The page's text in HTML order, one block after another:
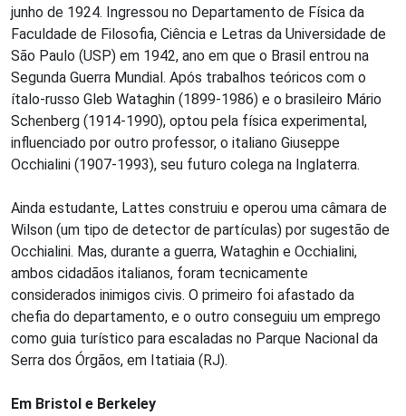
junho de 1924. Ingressou no Departamento de Física da
Faculdade de Filosofia, Ciência e Letras da Universidade de
São Paulo (USP) em 1942, ano em que o Brasil entrou na
Segunda Guerra Mundial. Após trabalhos teóricos com o
ítalo-russo Gleb Wataghin (1899-1986) e o brasileiro Mário
Schenberg (1914-1990), optou pela física experimental,
influenciado por outro professor, o italiano Giuseppe
Occhialini (1907-1993), seu futuro colega na Inglaterra.
Ainda estudante, Lattes construiu e operou uma câmara de
Wilson (um tipo de detector de partículas) por sugestão de
Occhialini. Mas, durante a guerra, Wataghin e Occhialini,
ambos cidadãos italianos, foram tecnicamente
considerados inimigos civis. O primeiro foi afastado da
chefia do departamento, e o outro conseguiu um emprego
como guia turístico para escaladas no Parque Nacional da
Serra dos Órgãos, em Itatiaia (RJ).
Em Bristol e Berkeley